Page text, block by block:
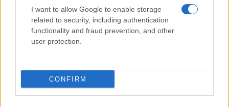
I want to allow Google to enable storage
related to security, including authentication
functionality and fraud prevention, and other
user protection.
CONFIRM
PEOPLE